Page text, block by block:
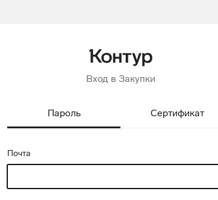
Вход в Закупки
Пароль Сертификат
Почта